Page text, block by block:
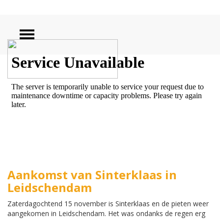
ZOEKEN
Aankomst van Sinterklaas in
Leidschendam
Zaterdagochtend 15 november is Sinterklaas en de pieten weer
aangekomen in Leidschendam. Het was ondanks de regen erg